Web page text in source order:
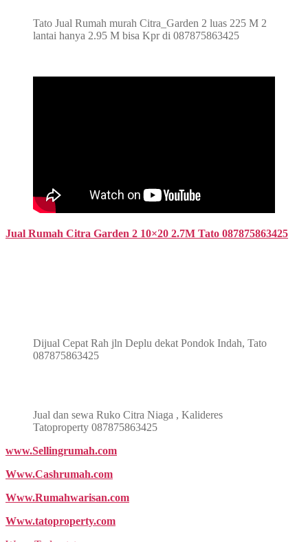
Tato Jual Rumah murah Citra_Garden 2 luas 225 M 2
lantai hanya 2.95 M bisa Kpr di 087875863425
Jual Rumah Citra Garden 2 10×20 2.7M Tato 087875863425
Dijual Cepat Rah jln Deplu dekat Pondok Indah, Tato
087875863425
Jual dan sewa Ruko Citra Niaga , Kalideres
Tatoproperty 087875863425
www.Sellingrumah.com
Www.Cashrumah.com
Www.Rumahwarisan.com
Www.tatoproperty.com